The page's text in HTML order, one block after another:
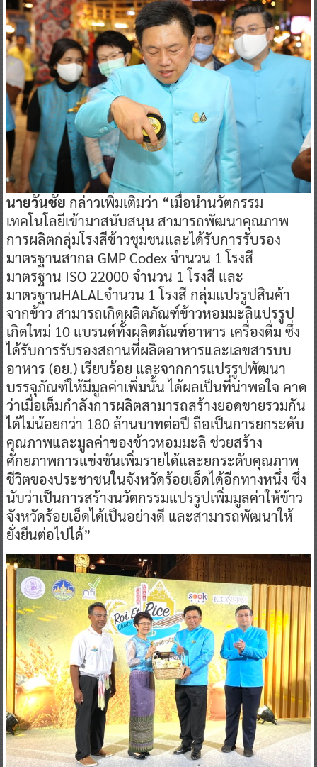
นายวันชัย กล่าวเพิ่มเติมว่า “เมื่อนำนวัตกรรม
เทคโนโลยีเข้ามาสนับสนุน สามารถพัฒนาคุณภาพ
การผลิตกลุ่มโรงสีข้าวชุมชนและได้รับการรับรอง
มาตรฐานสากล GMP Codex จำนวน 1 โรงสี
มาตรฐาน ISO 22000 จำนวน 1 โรงสี และ
มาตรฐานHALALจำนวน 1 โรงสี กลุ่มแปรรูปสินค้า
จากข้าว สามารถเกิดผลิตภัณฑ์ข้าวหอมมะลิแปรรูป
เกิดใหม่ 10 แบรนด์ทั้งผลิตภัณฑ์อาหาร เครื่องดื่ม ซึ่ง
ได้รับการรับรองสถานที่ผลิตอาหารและเลขสารบบ
อาหาร (อย.) เรียบร้อย และจากการแปรรูปพัฒนา
บรรจุภัณฑ์ให้มีมูลค่าเพิ่มนั้น ได้ผลเป็นที่น่าพอใจ คาด
ว่าเมื่อเต็มกำลังการผลิตสามารถสร้างยอดขายรวมกัน
ได้ไม่น้อยกว่า 180 ล้านบาทต่อปี ถือเป็นการยกระดับ
คุณภาพและมูลค่าของข้าวหอมมะลิ ช่วยสร้าง
ศักยภาพการแข่งขันเพิ่มรายได้และยกระดับคุณภาพ
ชีวิตของประชาชนในจังหวัดร้อยเอ็ดได้อีกทางหนึ่ง ซึ่ง
นับว่าเป็นการสร้างนวัตกรรมแปรรูปเพิ่มมูลค่าให้ข้าว
จังหวัดร้อยเอ็ดได้เป็นอย่างดี และสามารถพัฒนาให้
ยั่งยืนต่อไปได้”